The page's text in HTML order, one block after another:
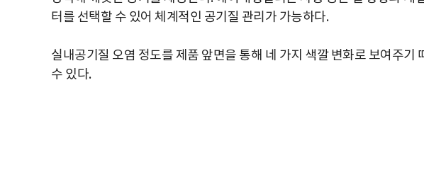
터를 선택할 수 있어 체계적인 공기질 관리가 가능하다.
실내공기질 오염 정도를 제품 앞면을 통해 네 가지 색깔 변화로 보여주기
수 있다.